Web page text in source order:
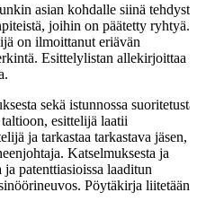
asian kohdalle siinä tehdystä
joihin on päätetty ryhtyä.
on ilmoittanut eriävän
Esittelylistan allekirjoittaa
sekä istunnossa suoritetusta
esittelijä laatii
ja tarkastaa tarkastava jäsen,
Katselmuksesta ja
patenttiasioissa laaditun
Pöytäkirja liitetään